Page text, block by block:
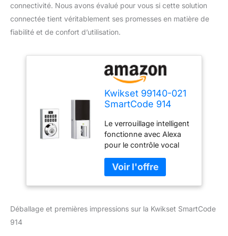
connectivité. Nous avons évalué pour vous si cette solution
connectée tient véritablement ses promesses en matière de
fiabilité et de confort d’utilisation.
Kwikset 99140-021
SmartCode 914
dormant
électronique
moderne
contemporain avec
clé de sécurité
SmartKey et Z-
Wave Plus, chrome
Le verrouillage intelligent
fonctionne avec Alexa
pour le contrôle vocal
appareil Alexa et
concentrateur vendus
séparément) Verrouillez
porte depuis n'importe
Déballage et premières impressions sur la Kwikset SmartCode
914